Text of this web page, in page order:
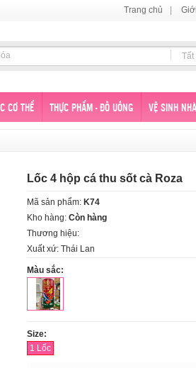
Trang chủ
Tất
CƠ THỂ THỰC PHẨM - ĐỒ UỐNG VỆ SINH
Lốc 4 hộp cá thu sốt cà Roza
Mã sản phẩm: K74
Kho hàng: Còn hàng
Thương hiệu:
Xuất xứ: Thái Lan
Màu sắc:
Size:
1 Lốc